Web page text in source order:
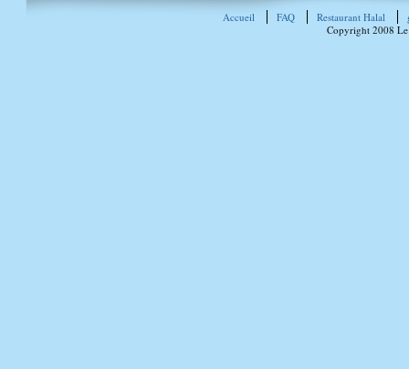
Accueil FAQ Restaurant Halal
Copyright 2008